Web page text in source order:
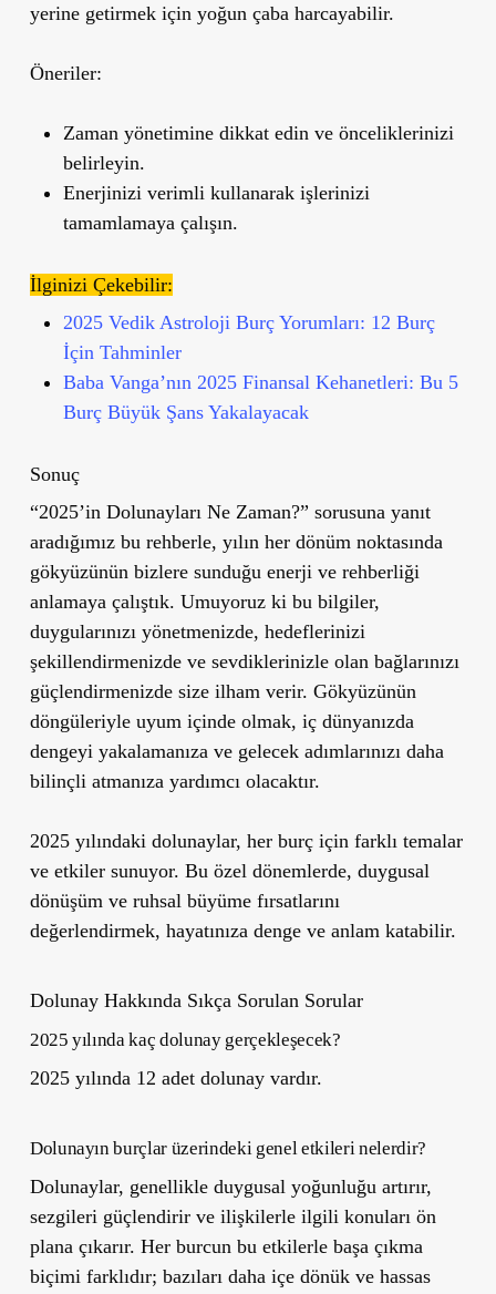
yerine getirmek için yoğun çaba harcayabilir.
Öneriler:
Zaman yönetimine dikkat edin ve önceliklerinizi
belirleyin.
Enerjinizi verimli kullanarak işlerinizi
tamamlamaya çalışın.
İlginizi Çekebilir:
2025 Vedik Astroloji Burç Yorumları: 12 Burç
İçin Tahminler
Baba Vanga’nın 2025 Finansal Kehanetleri: Bu 5
Burç Büyük Şans Yakalayacak
Sonuç
“2025’in Dolunayları Ne Zaman?” sorusuna yanıt
aradığımız bu rehberle, yılın her dönüm noktasında
gökyüzünün bizlere sunduğu enerji ve rehberliği
anlamaya çalıştık. Umuyoruz ki bu bilgiler,
duygularınızı yönetmenizde, hedeflerinizi
şekillendirmenizde ve sevdiklerinizle olan bağlarınızı
güçlendirmenizde size ilham verir. Gökyüzünün
döngüleriyle uyum içinde olmak, iç dünyanızda
dengeyi yakalamanıza ve gelecek adımlarınızı daha
bilinçli atmanıza yardımcı olacaktır.
2025 yılındaki dolunaylar, her burç için farklı temalar
ve etkiler sunuyor. Bu özel dönemlerde, duygusal
dönüşüm ve ruhsal büyüme fırsatlarını
değerlendirmek, hayatınıza denge ve anlam katabilir.
Dolunay Hakkında Sıkça Sorulan Sorular
2025 yılında kaç dolunay gerçekleşecek?
2025 yılında 12 adet dolunay vardır.
Dolunayın burçlar üzerindeki genel etkileri nelerdir?
Dolunaylar, genellikle duygusal yoğunluğu artırır,
sezgileri güçlendirir ve ilişkilerle ilgili konuları ön
plana çıkarır. Her burcun bu etkilerle başa çıkma
biçimi farklıdır; bazıları daha içe dönük ve hassas